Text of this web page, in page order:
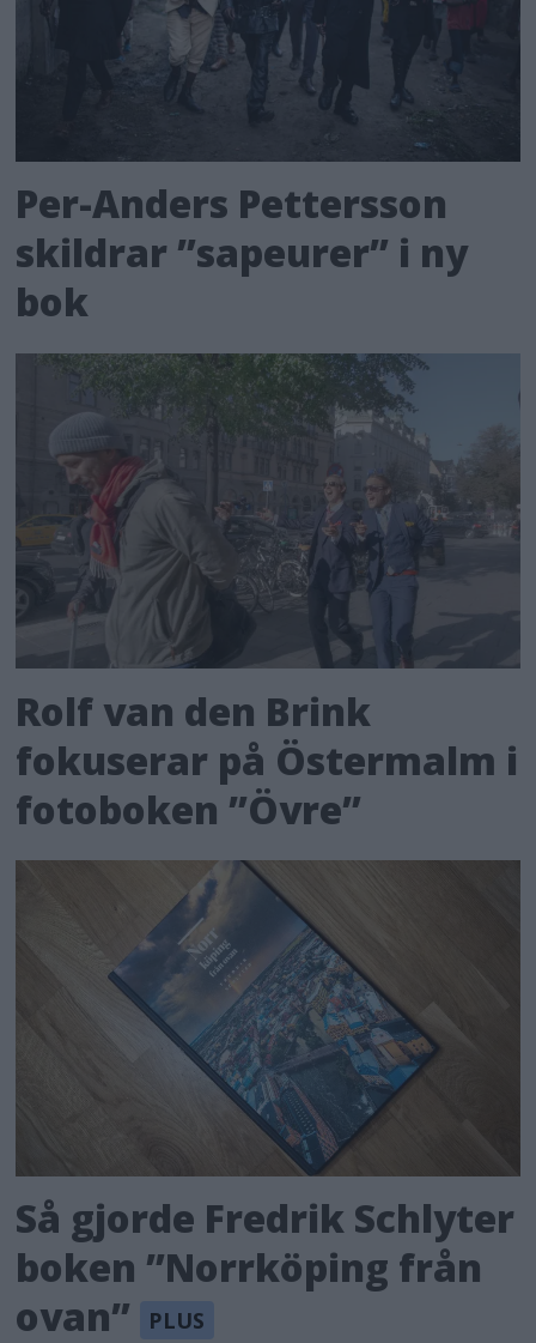
Per-Anders Pettersson
skildrar ”sapeurer” i ny
bok
Rolf van den Brink
fokuserar på Östermalm i
fotoboken ”Övre”
Så gjorde Fredrik Schlyter
boken ”Norrköping från
ovan”